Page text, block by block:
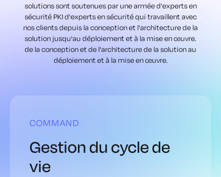
solutions sont soutenues par une armée d'experts en
sécuritéPKI d'experts en sécurité qui travaillent avec
nos clients depuis la conception et l'architecture de la
solution jusqu'au déploiement et à la mise en œuvre.
de la conception et de l'architecture de la solution au
déploiement et à la mise en œuvre.
COMMAND
Gestion du cycle de
vie